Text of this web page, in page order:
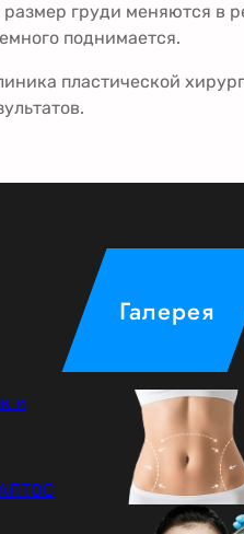
груди меняются в
поднимается.
пластической
и
Галерея